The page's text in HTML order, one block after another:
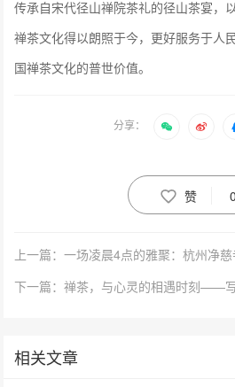
传承自宋代径山禅院茶礼的径山茶宴，
禅茶文化得以朗照于今，更好服务于人
国禅茶文化的普世价值。
分享：
赞 0
上一篇：一场凌晨4点的雅聚：杭州净
相关文章